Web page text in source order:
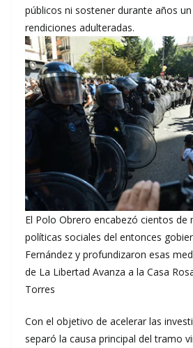
públicos ni sostener durante años
rendiciones adulteradas.
El Polo Obrero encabezó cientos de
políticas sociales del entonces
Fernández y profundizaron esas
de La Libertad Avanza a la Casa
Torres
Con el objetivo de acelerar las
separó la causa principal del tramo